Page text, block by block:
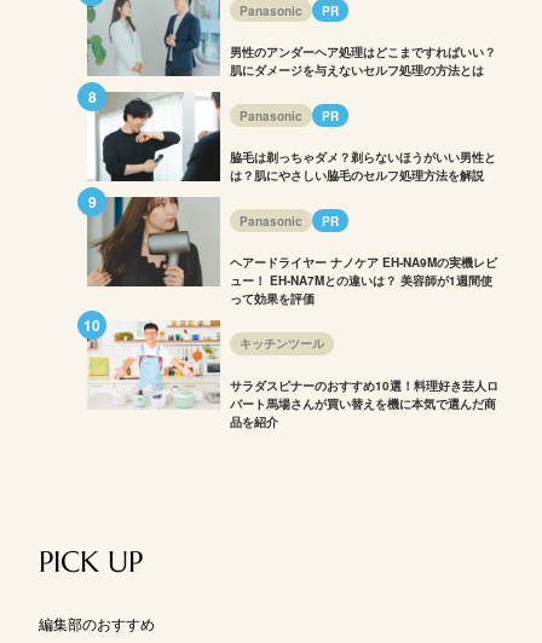
Panasonic PR
男性のアンダーヘア処理はどこまですればいい？
肌にダメージを与えないセルフ処理の方法とは
Panasonic PR
脇毛は剃っちゃダメ？剃らないほうがいい男性と
は？肌にやさしい脇毛のセルフ処理方法を解説
Panasonic PR
ヘアードライヤー ナノケア EH-NA9Mの実機レビ
ュー！ EH-NA7Mとの違いは？ 美容師が1週間使
って効果を評価
キッチンツール
サラダスピナーのおすすめ10選！料理好き芸人ロ
バート馬場さんが買い替えを機に本気で選んだ商
品を紹介
PICK UP
編集部のおすすめ